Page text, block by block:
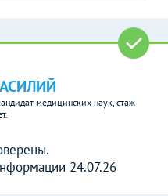
медицинских наук, стаж
24.07.26